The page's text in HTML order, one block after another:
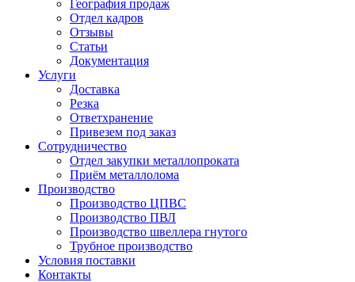
География продаж
Отдел кадров
Отзывы
Статьи
Документация
Услуги
Доставка
Резка
Ответхранение
Привезем под заказ
Сотрудничество
Отдел закупки металлопроката
Приём металлолома
Производство
Производство ЦПВС
Производство ПВЛ
Производство швеллера гнутого
Трубное производство
Условия поставки
Контакты